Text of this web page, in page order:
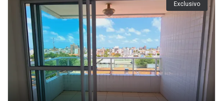
Exclusivo